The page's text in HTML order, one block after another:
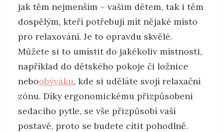
jak těm nejmenším – vašim dětem, tak i těm
dospělým, kteří potřebují mít nějaké místo
pro relaxování. Je to opravdu skvělé.
Můžete si to umístit do jakékoliv místnosti,
například do dětského pokoje či ložnice
neboobýváku, kde si uděláte svojí relaxační
zónu. Díky ergonomickému přizpůsobení
sedacího pytle, se vše přizpůsobí vaší
postavě, proto se budete cítit pohodlně.